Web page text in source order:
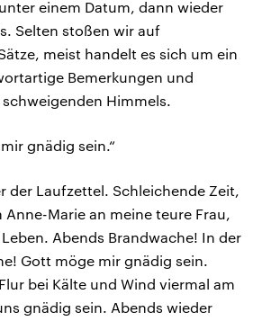
einem Datum, dann wieder
Selten stoßen wir auf
meist handelt es sich um ein
Bemerkungen und
Himmels.
gnädig sein.“
der Laufzettel. Schleichende Zeit,
Anne-Marie an meine teure Frau,
Abends Brandwache! In der
Gott möge mir gnädig sein.
bei Kälte und Wind viermal am
gnädig sein. Abends wieder